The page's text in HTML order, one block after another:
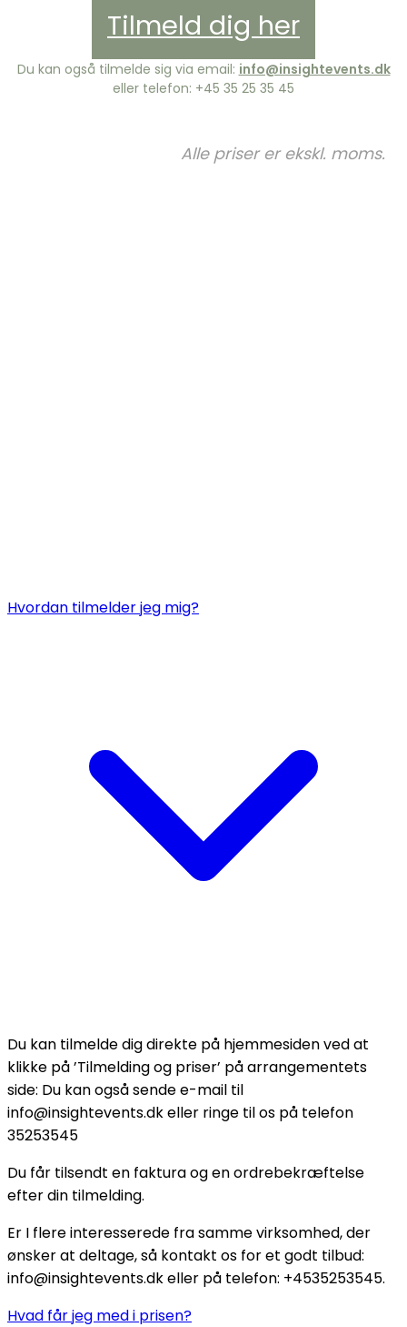
Tilmeld dig her
Du kan også tilmelde sig via email: info@insightevents.dk
eller telefon: +45 35 25 35 45
Alle priser er ekskl. moms.
Hvordan tilmelder jeg mig?
Du kan tilmelde dig direkte på hjemmesiden ved at
klikke på ’Tilmelding og priser’ på arrangementets
side: Du kan også sende e-mail til
info@insightevents.dk eller ringe til os på telefon
35253545
Du får tilsendt en faktura og en ordrebekræftelse
efter din tilmelding.
Er I flere interesserede fra samme virksomhed, der
ønsker at deltage, så kontakt os for et godt tilbud:
info@insightevents.dk eller på telefon: +4535253545.
Hvad får jeg med i prisen?